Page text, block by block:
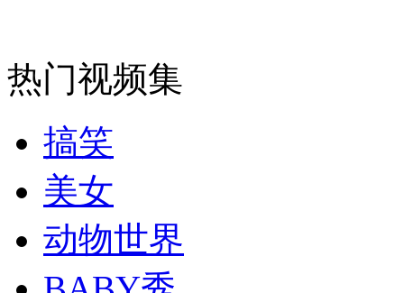
外交部：反对强权政治霸凌主义
外交部：有关国家言论片面不公正
安徽一实载49人客车翻车
热门视频集
搞笑
美女
动物世界